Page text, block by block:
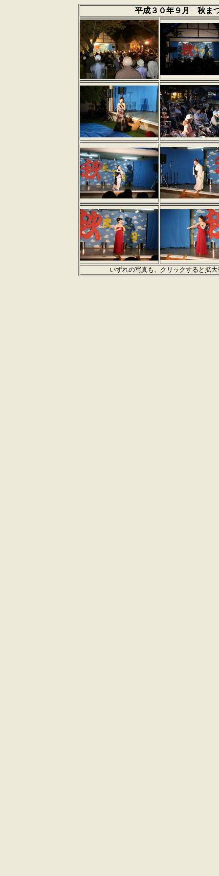
平成３０年９月 秋ま
いずれの写真も、クリックすると拡